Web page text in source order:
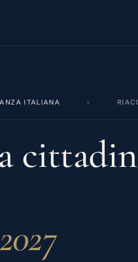
ITALIANA ›